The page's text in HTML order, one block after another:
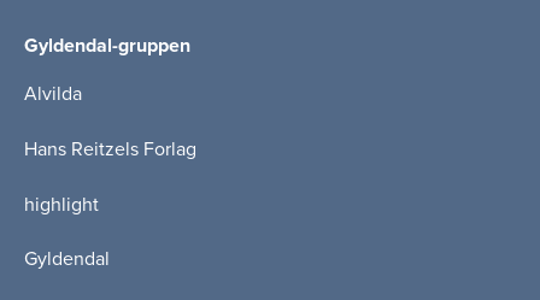
Gyldendal-gruppen
Alvilda
Hans Reitzels Forlag
highlight
Gyldendal